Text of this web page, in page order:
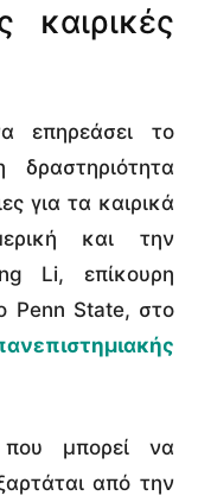
καιρικές
επηρεάσει το
για τα καιρικά
και την
Li, επίκουρη
Penn State, στο
μπορεί να
από την